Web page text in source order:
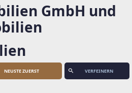
GmbH und
VERFEINERN